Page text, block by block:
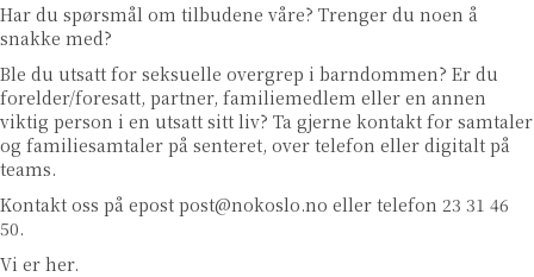
Har du spørsmål om tilbudene våre? Trenger du noen å
snakke med?
Ble du utsatt for seksuelle overgrep i barndommen? Er du
forelder/foresatt, partner, familiemedlem eller en annen
viktig person i en utsatt sitt liv? Ta gjerne kontakt for samtaler
og familiesamtaler på senteret, over telefon eller digitalt på
teams.
Kontakt oss på epost post@nokoslo.no eller telefon 23 31 46
50.
Vi er her.